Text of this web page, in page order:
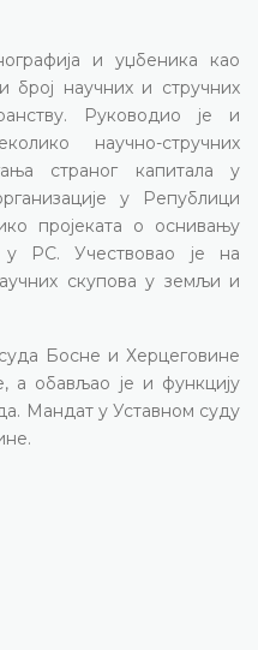
и уџбеника као
број научних и стручних
Руководио је и
научно-стручних
страног капитала у
у Републици
пројеката о оснивању
у РС. Учествовао је на
скупова у земљи и
Босне и Херцеговине
а обављао је и функцију
Мандат у Уставном суду